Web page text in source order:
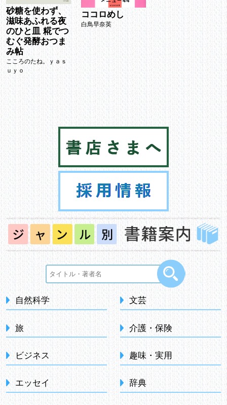
自然科学
旅
ビジネス
エッセイ
文芸
介護・保険
趣味・実用
辞典
砂糖を使わず、
滋味あふれる夜
のひと皿 糀でつ
むぐ発酵おつま
み帖
こころのたね。ｙａｓ
ｕｙｏ
ココロめし
白鳥早奈英